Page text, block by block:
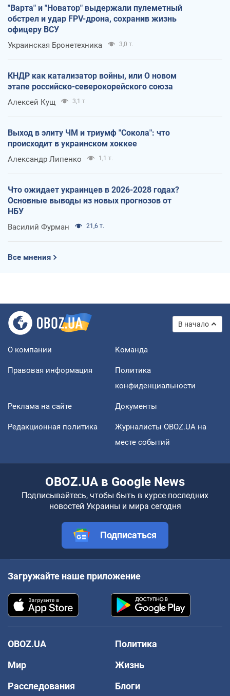
"Варта" и "Новатор" выдержали пулеметный
обстрел и удар FPV-дрона, сохранив жизнь
офицеру ВСУ
Украинская Бронетехника 3,0 т.
КНДР как катализатор войны, или О новом
этапе российско-северокорейского союза
Алексей Кущ 3,1 т.
Выход в элиту ЧМ и триумф "Сокола": что
происходит в украинском хоккее
Александр Липенко 1,1 т.
Что ожидает украинцев в 2026-2028 годах?
Основные выводы из новых прогнозов от
НБУ
Василий Фурман 21,6 т.
Все мнения
В начало
О компании Команда
Правовая информация
Политика
конфиденциальности
Реклама на сайте Документы
Редакционная политика
Журналисты OBOZ.UA на
месте событий
OBOZ.UA в Google News
Подписывайтесь, чтобы быть в курсе последних
новостей Украины и мира сегодня
Подписаться
Загружайте наше приложение
OBOZ.UA
Политика
Мир
Жизнь
Расследования
Блоги